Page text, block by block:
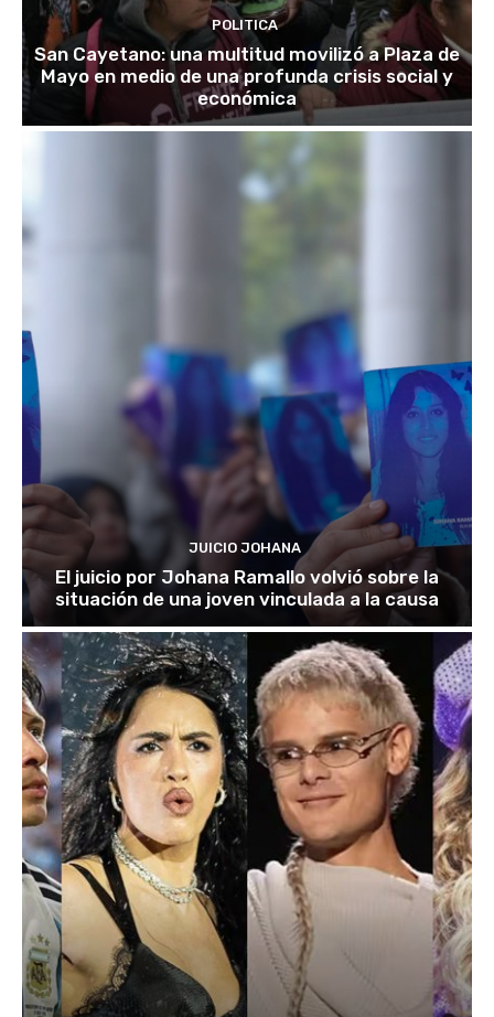
POLITICA
San Cayetano: una multitud movilizó a Plaza de
Mayo en medio de una profunda crisis social y
económica
JUICIO JOHANA
El juicio por Johana Ramallo volvió sobre la
situación de una joven vinculada a la causa